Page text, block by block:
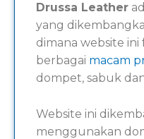
Drussa Leather
yang
dimana website
berbagai macam
dompet, sabuk
Website ini
menggunakan